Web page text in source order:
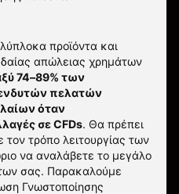
προϊόντα και
απώλειας χρημάτων
74–89% των
πελατών
όταν
σε CFDs. Θα πρέπει
τρόπο λειτουργίας των
να αναλάβετε το μεγάλο
σας. Παρακαλούμε
Γνωστοποίησης